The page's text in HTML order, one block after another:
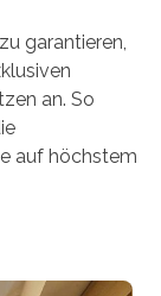
garantieren,
an. So
auf höchstem